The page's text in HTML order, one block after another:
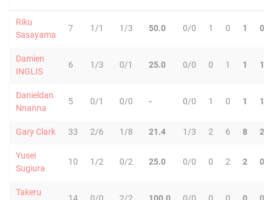
Riku
Sasayama
7 1/1 1/3 50.0 0/0 1 0 1 0
Damien
INGLIS
6 1/3 0/1 25.0 0/0 0 1 1 1
Danieldan
Nnanna
5 0/1 0/0 - 0/0 1 0 1 1
Gary Clark 33 2/6 1/8 21.4 1/3 2 6 8 2
Yusei
Sugiura
10 1/2 0/2 25.0 0/0 0 2 2 0
Takeru